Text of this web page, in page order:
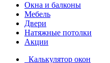
Окна и балконы
Мебель
Двери
Натяжные потолки
Акции
Калькулятор окон